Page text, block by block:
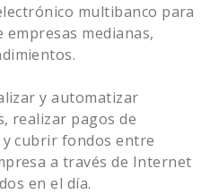
multibanco para
medianas,
y automatizar
realizar pagos de
cubrir fondos entre
a través de Internet
en el día.